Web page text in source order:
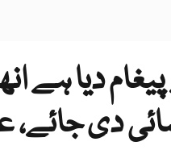
دیا ہے
دی جائے،